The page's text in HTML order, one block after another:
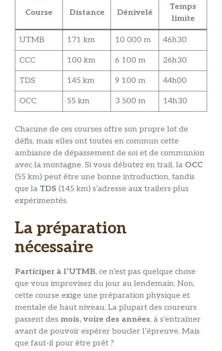
Course Distance Dénivelé
Temps
limite
UTMB 171 km 10 000 m 46h30
CCC 100 km 6 100 m 26h30
TDS 145 km 9 100 m 44h00
OCC 55 km 3 500 m 14h30
Chacune de ces courses offre son propre lot de
défis, mais elles ont toutes en commun cette
ambiance de dépassement de soi et de communion
avec la montagne. Si vous débutez en trail, la OCC
(55 km) peut être une bonne introduction, tandis
que la TDS (145 km) s’adresse aux trailers plus
expérimentés.
La préparation
nécessaire
Participer à l’UTMB, ce n’est pas quelque chose
que vous improvisez du jour au lendemain. Non,
cette course exige une préparation physique et
mentale de haut niveau. La plupart des coureurs
passent des mois, voire des années, à s’entraîner
avant de pouvoir espérer boucler l’épreuve. Mais
que faut-il pour être prêt ?